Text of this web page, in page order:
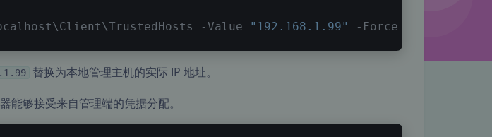
\ Client\TrustedHosts -Value "192.168.1.99" -Force
替换为本地管理主机的实际 IP 地址。
能够接受来自管理端的凭据分配。